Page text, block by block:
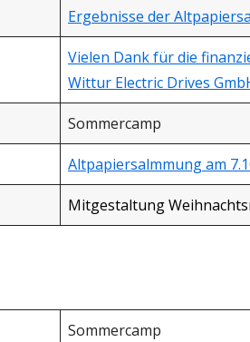
Ergebnisse der
Vielen Dank für die
Wittur Electric Drives
Sommercamp
Altpapiersalmmung am
Mitgestaltung
Sommercamp